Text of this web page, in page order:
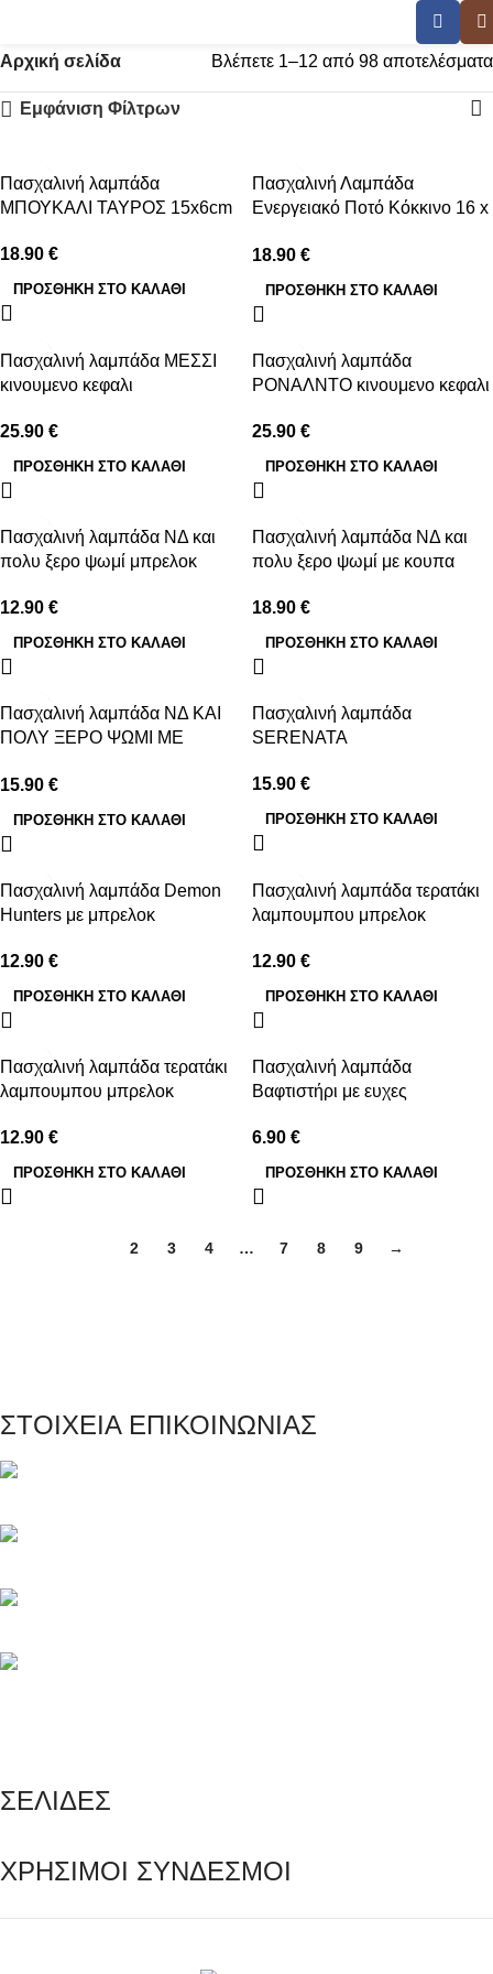
Αρχική σελίδα Βλέπετε 1–12 από 98 αποτελέσματα
Εμφάνιση Φίλτρων
Πασχαλινή λαμπάδα
ΜΠΟΥΚΑΛΙ ΤΑΥΡΟΣ 15x6cm
18.90 €
ΠΡΟΣΘΉΚΗ ΣΤΟ ΚΑΛΆΘΙ
Πασχαλινή Λαμπάδα
Ενεργειακό Ποτό Κόκκινο 16 x
18.90 €
ΠΡΟΣΘΉΚΗ ΣΤΟ ΚΑΛΆΘΙ
Πασχαλινή λαμπάδα ΜΕΣΣΙ
κινουμενο κεφαλι
25.90 €
ΠΡΟΣΘΉΚΗ ΣΤΟ ΚΑΛΆΘΙ
Πασχαλινή λαμπάδα
ΡΟΝΑΛΝΤΟ κινουμενο κεφαλι
25.90 €
ΠΡΟΣΘΉΚΗ ΣΤΟ ΚΑΛΆΘΙ
Πασχαλινή λαμπάδα ΝΔ και
πολυ ξερο ψωμί μπρελοκ
12.90 €
ΠΡΟΣΘΉΚΗ ΣΤΟ ΚΑΛΆΘΙ
Πασχαλινή λαμπάδα ΝΔ και
πολυ ξερο ψωμί με κουπα
18.90 €
ΠΡΟΣΘΉΚΗ ΣΤΟ ΚΑΛΆΘΙ
Πασχαλινή λαμπάδα ΝΔ ΚΑΙ
ΠΟΛΥ ΞΕΡΟ ΨΩΜΙ ΜΕ
15.90 €
ΠΡΟΣΘΉΚΗ ΣΤΟ ΚΑΛΆΘΙ
Πασχαλινή λαμπάδα
SERENATA
15.90 €
ΠΡΟΣΘΉΚΗ ΣΤΟ ΚΑΛΆΘΙ
Πασχαλινή λαμπάδα Demon
Hunters με μπρελοκ
12.90 €
ΠΡΟΣΘΉΚΗ ΣΤΟ ΚΑΛΆΘΙ
Πασχαλινή λαμπάδα τερατάκι
λαμπουμπου μπρελοκ
12.90 €
ΠΡΟΣΘΉΚΗ ΣΤΟ ΚΑΛΆΘΙ
Πασχαλινή λαμπάδα τερατάκι
λαμπουμπου μπρελοκ
12.90 €
ΠΡΟΣΘΉΚΗ ΣΤΟ ΚΑΛΆΘΙ
Πασχαλινή λαμπάδα
Βαφτιστήρι με ευχες
6.90 €
ΠΡΟΣΘΉΚΗ ΣΤΟ ΚΑΛΆΘΙ
2 3 4 … 7 8 9 →
ΣΤΟΙΧΕΙΑ ΕΠΙΚΟΙΝΩΝΙΑΣ
ΣΕΛΙΔΕΣ
ΧΡΗΣΙΜΟΙ ΣΥΝΔΕΣΜΟΙ